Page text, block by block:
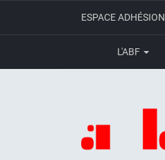
ESPACE ADHÉSION
L'ABF